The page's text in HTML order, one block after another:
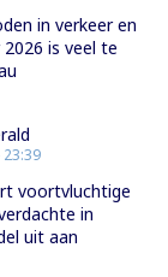
in verkeer en
is veel te
voortvluchtige
in
uit aan